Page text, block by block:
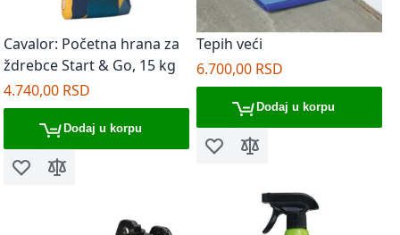
Cavalor: Početna hrana za
ždrebce Start & Go, 15 kg
4.740,00 RSD
Dodaj u korpu
Dodaj u listu želja
Dodaj za poređenje
Tepih veći
6.700,00 RSD
Dodaj u korpu
Dodaj u listu želja
Dodaj za poređenje